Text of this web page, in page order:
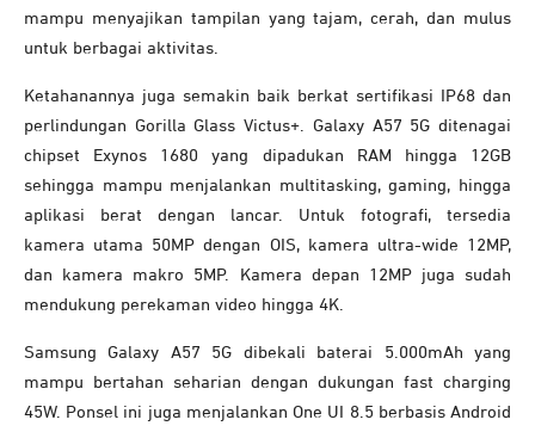
mampu menyajikan tampilan yang tajam, cerah, dan mulus
untuk berbagai aktivitas.
Ketahanannya juga semakin baik berkat sertifikasi IP68 dan
perlindungan Gorilla Glass Victus+. Galaxy A57 5G ditenagai
chipset Exynos 1680 yang dipadukan RAM hingga 12GB
sehingga mampu menjalankan multitasking, gaming, hingga
aplikasi berat dengan lancar. Untuk fotografi, tersedia
kamera utama 50MP dengan OIS, kamera ultra-wide 12MP,
dan kamera makro 5MP. Kamera depan 12MP juga sudah
mendukung perekaman video hingga 4K.
Samsung Galaxy A57 5G dibekali baterai 5.000mAh yang
mampu bertahan seharian dengan dukungan fast charging
45W. Ponsel ini juga menjalankan One UI 8.5 berbasis Android